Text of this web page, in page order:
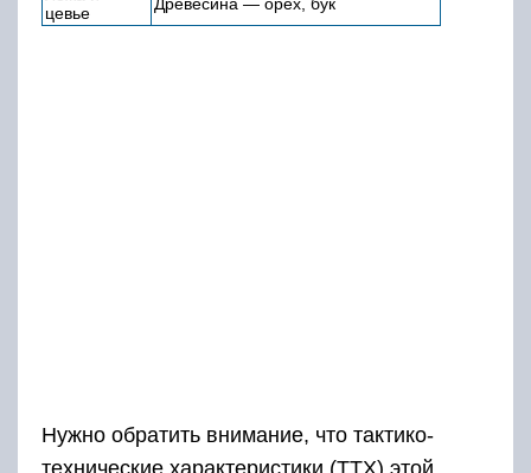
цевье
Нужно обратить внимание, что тактико-
технические характеристики (ТТХ) этой